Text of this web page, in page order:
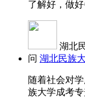
了解好，做
湖北
问 湖北民族
随着社会对
族大学成考